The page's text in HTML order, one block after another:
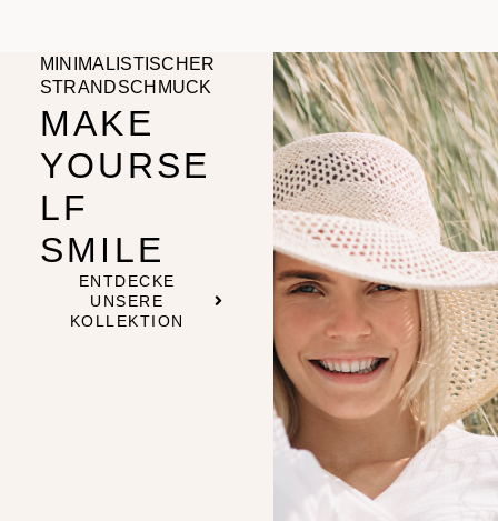
MINIMALISTISCHER
STRANDSCHMUCK
MAKE
YOURSE
LF
SMILE
ENTDECKE
UNSERE
KOLLEKTION